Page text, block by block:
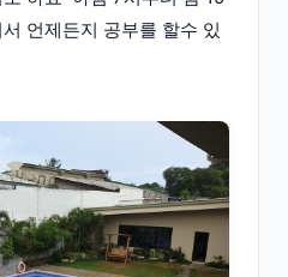
언제든지 공부를 할수 있